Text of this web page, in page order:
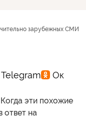
зарубежных СМИ
эти похожие
ответ на